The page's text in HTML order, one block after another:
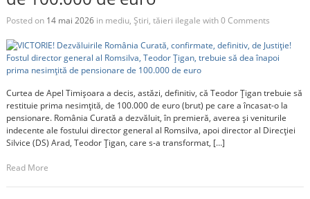
Posted on 14 mai 2026in mediu, Știri, tăieri ilegale with0 Comments
Curtea de Apel Timișoara a decis, astăzi, definitiv, că Teodor Țigan trebuie să
restituie prima nesimțită, de 100.000 de euro (brut) pe care a încasat-o la
pensionare. România Curată a dezvăluit, în premieră, averea și veniturile
indecente ale fostului director general al Romsilva, apoi director al Direcției
Silvice (DS) Arad, Teodor Țigan, care s-a transformat, […]
Read More